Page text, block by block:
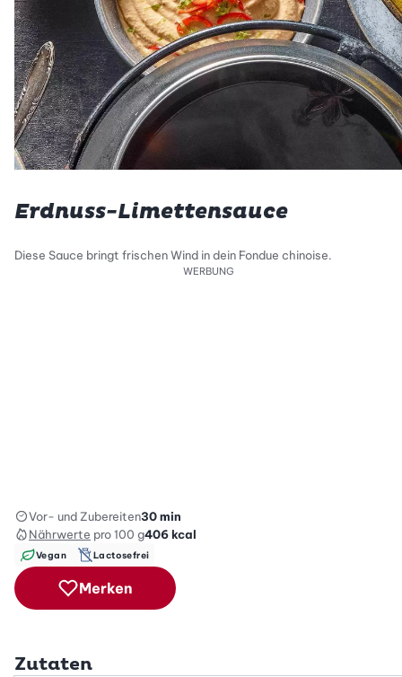
Erdnuss-Limettensauce
Diese Sauce bringt frischen Wind in dein Fondue chinoise.
WERBUNG
Vor- und Zubereiten30 min
Nährwerte pro 100 g406kcal
Vegan Lactosefrei
Merken
Zutaten